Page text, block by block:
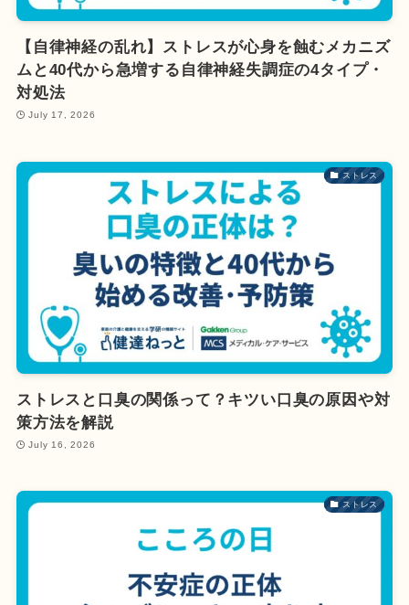
【自律神経の乱れ】ストレスが心身を蝕むメカニズ
ムと40代から急増する自律神経失調症の4タイプ・
対処法
July 17, 2026
ストレス
ストレスと口臭の関係って？キツい口臭の原因や対
策方法を解説
July 16, 2026
ストレス